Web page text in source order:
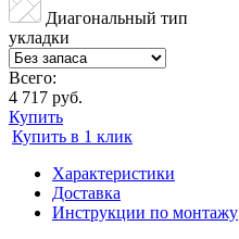
Диагональный тип
укладки
Всего:
4 717 руб.
Купить
Купить в 1 клик
Характеристики
Доставка
Инструкции по монтажу